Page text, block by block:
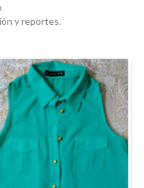
y reportes.